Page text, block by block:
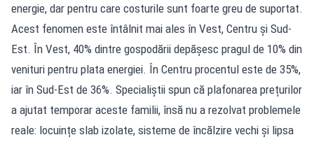
energie, dar pentru care costurile sunt foarte greu de suportat.
Acest fenomen este întâlnit mai ales în Vest, Centru și Sud-
Est. În Vest, 40% dintre gospodării depășesc pragul de 10% din
venituri pentru plata energiei. În Centru procentul este de 35%,
iar în Sud-Est de 36%. Specialiștii spun că plafonarea prețurilor
a ajutat temporar aceste familii, însă nu a rezolvat problemele
reale: locuințe slab izolate, sisteme de încălzire vechi și lipsa